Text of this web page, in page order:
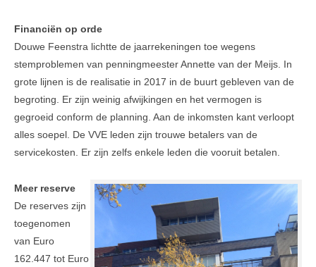
Financiën op orde
Douwe Feenstra lichtte de jaarrekeningen toe wegens
stemproblemen van penningmeester Annette van der Meijs. In
grote lijnen is de realisatie in 2017 in de buurt gebleven van de
begroting. Er zijn weinig afwijkingen en het vermogen is
gegroeid conform de planning. Aan de inkomsten kant verloopt
alles soepel. De VVE leden zijn trouwe betalers van de
servicekosten. Er zijn zelfs enkele leden die vooruit betalen.
Meer reserve
De reserves zijn
toegenomen
van Euro
162.447 tot Euro